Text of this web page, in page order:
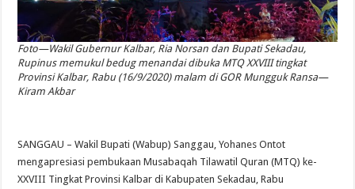
Foto—Wakil Gubernur Kalbar, Ria Norsan dan Bupati Sekadau,
Rupinus memukul bedug menandai dibuka MTQ XXVIII tingkat
Provinsi Kalbar, Rabu (16/9/2020) malam di GOR Mungguk Ransa—
Kiram Akbar
SANGGAU – Wakil Bupati (Wabup) Sanggau, Yohanes Ontot
mengapresiasi pembukaan Musabaqah Tilawatil Quran (MTQ) ke-
XXVIII Tingkat Provinsi Kalbar di Kabupaten Sekadau, Rabu